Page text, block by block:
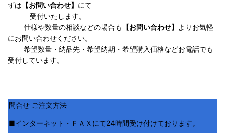
ずは 【お問い合わせ】 にて
受付いたします。
仕様や数量の相談などの場合も
【お問い合わせ】
よりお気軽
にお問い合わせください。
希望数量・納品先・希望納期・希望購入価格などお電話でも
受付しています。
問合せ ご注文方法
■インターネット・ＦＡＸにて24時間受け付けております。